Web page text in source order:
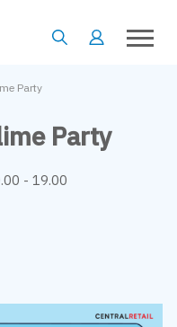
Party
Party
- 19.00